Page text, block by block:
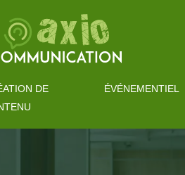
DE
ÉVÉNEMENTIEL